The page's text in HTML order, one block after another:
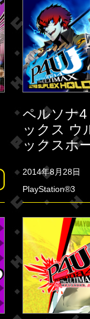
ペルソナ
ックス ウ
ックスホ
2014年8月28日
PlayStation®3